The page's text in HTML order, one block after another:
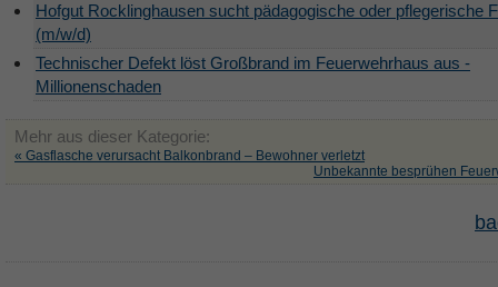
Hofgut Rocklinghausen sucht pädagogische oder pflegerische
(m/w/d)
Technischer Defekt löst Großbrand im Feuerwehrhaus aus -
Millionenschaden
Mehr aus dieser Kategorie:
« Gasflasche verursacht Balkonbrand – Bewohner verletzt
Unbekannte besprühen